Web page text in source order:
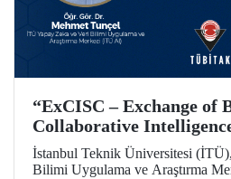
“ExCISC – Exchange of
Collaborative
Critical Applications”
Avrupa MSCA-SE Fon
İstanbul Teknik Üniversitesi
Bilimi Uygulama ve Araştırma